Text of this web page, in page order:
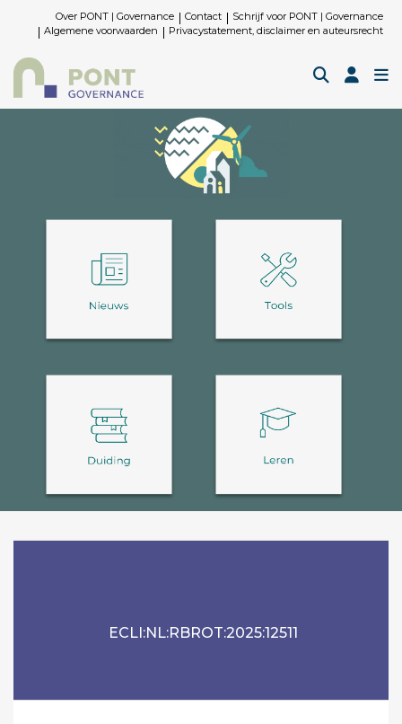
Over PONT | Governance Contact
Schrijf voor PONT | Governance
Algemene voorwaarden
Privacystatement, disclaimer en auteursrecht
ECLI:NL:RBROT:2025:12511